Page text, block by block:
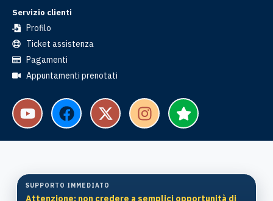
Servizio clienti
Profilo
Ticket assistenza
Pagamenti
Appuntamenti prenotati
SUPPORTO IMMEDIATO
Attenzione: non credere a semplici opportunità di